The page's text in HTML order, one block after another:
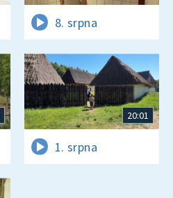
8. srpna
20:01
1. srpna